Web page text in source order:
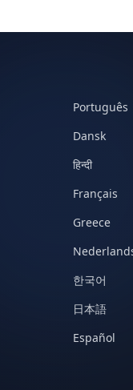
Português
Dansk
हिन्दी
Français
Greece
한국어
日本語
Español